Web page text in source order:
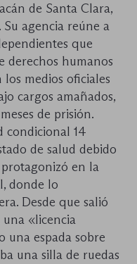
de Santa Clara,
agencia reúne a
que
derechos humanos
medios oficiales
cargos amañados,
de prisión.
condicional 14
de salud debido
en la
donde lo
Desde que salió
«licencia
una espada sobre
una silla de ruedas